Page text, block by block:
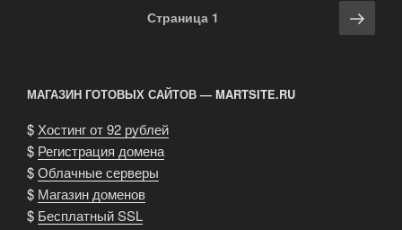
Страница 1
МАГАЗИН ГОТОВЫХ САЙТОВ — MARTSITE.RU
$ Хостинг от 92 рублей
$ Регистрация домена
$Облачные серверы
$ Магазин доменов
$ Бесплатный SSL